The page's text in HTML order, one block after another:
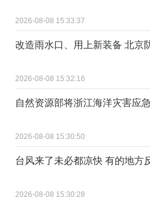
2026-08-08 15:33:37
改造雨水口、用上新装备 北京
2026-08-08 15:32:16
自然资源部将浙江海洋灾害应
2026-08-08 15:30:50
台风来了未必都凉快 有的地方
2026-08-08 15:30:28